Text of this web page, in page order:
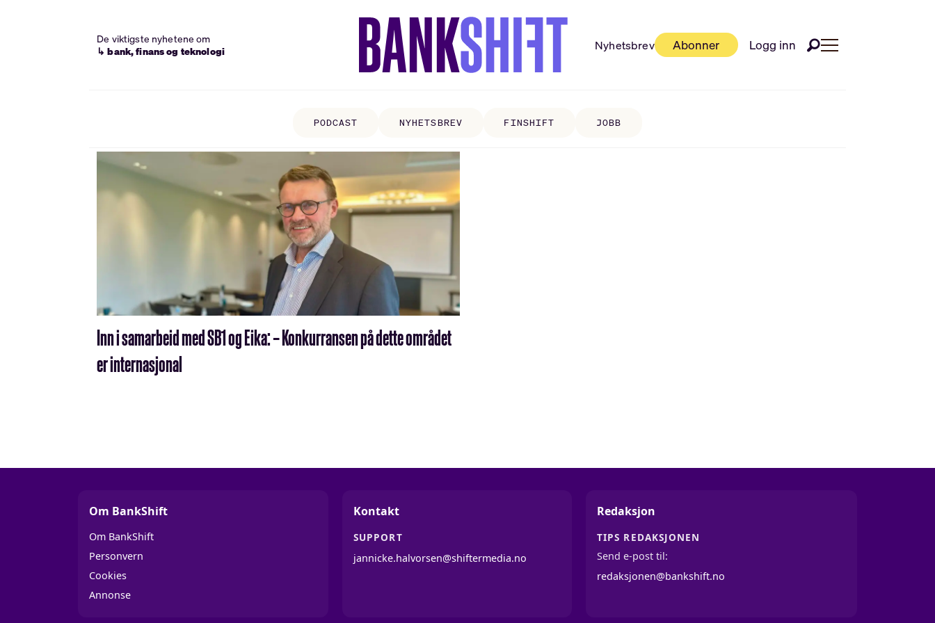
De viktigste nyhetene om
↳ bank, finans og teknologi
Nyhetsbrev Abonner Logg inn
PODCAST NYHETSBREV FINSHIFT JOBB
lokalbanks
Inn i samarbeid med SB1 og Eika: – Konkurransen på dette området
er internasjonal
Om BankShift
Om BankShift
Personvern
Cookies
Annonse
Kontakt
SUPPORT
jannicke.halvorsen@shiftermedia.no
Redaksjon
TIPS REDAKSJONEN
Send e-post til:
redaksjonen@bankshift.no